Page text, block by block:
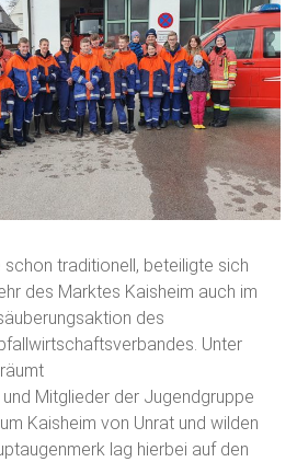
schon traditionell, beteiligte sich
des Marktes Kaisheim auch im
des
Unter
Mitglieder der Jugendgruppe
Kaisheim von Unrat und wilden
lag hierbei auf den